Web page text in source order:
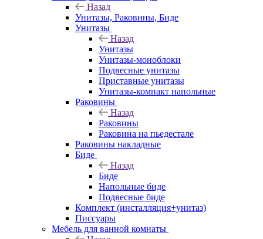
Назад
Унитазы, Раковины, Биде
Унитазы
Назад
Унитазы
Унитазы-моноблоки
Подвесные унитазы
Приставные унитазы
Унитазы-компакт напольные
Раковины
Назад
Раковины
Раковина на пьедестале
Раковины накладные
Биде
Назад
Биде
Напольные биде
Подвесные биде
Комплект (инсталляция+унитаз)
Писсуары
Мебель для ванной комнаты